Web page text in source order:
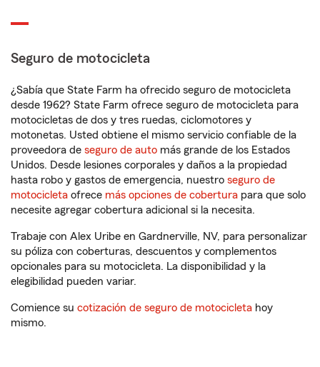
Seguro de motocicleta
¿Sabía que State Farm ha ofrecido seguro de motocicleta
desde 1962? State Farm ofrece seguro de motocicleta para
motocicletas de dos y tres ruedas, ciclomotores y
motonetas. Usted obtiene el mismo servicio confiable de la
proveedora de seguro de auto más grande de los Estados
Unidos. Desde lesiones corporales y daños a la propiedad
hasta robo y gastos de emergencia, nuestro seguro de
motocicleta ofrece más opciones de cobertura para que solo
necesite agregar cobertura adicional si la necesita.
Trabaje con Alex Uribe en Gardnerville, NV, para personalizar
su póliza con coberturas, descuentos y complementos
opcionales para su motocicleta. La disponibilidad y la
elegibilidad pueden variar.
Comience su cotización de seguro de motocicleta hoy
mismo.